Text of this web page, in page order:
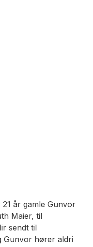
år gamle Gunvor
Maier, til
sendt til
Gunvor hører aldri